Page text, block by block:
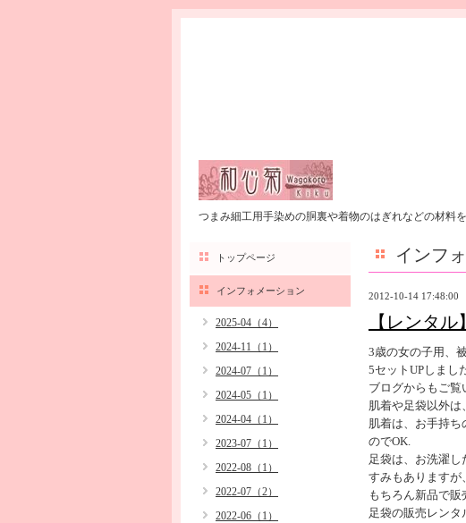
つまみ細工用手染めの胴裏や着物のはぎれなどの材料
インフ
2012-10-14 17:48:00
【レンタ
3歳の女の子用、
5セットUPしまし
ブログからもご
肌着や足袋以外は
肌着は、お手持ち
のでOK.
足袋は、お洗濯し
すみもありますが
もちろん新品で販
足袋の販売レン
トップページ
インフォメーション
2025-04（4）
2024-11（1）
2024-07（1）
2024-05（1）
2024-04（1）
2023-07（1）
2022-08（1）
2022-07（2）
2022-06（1）